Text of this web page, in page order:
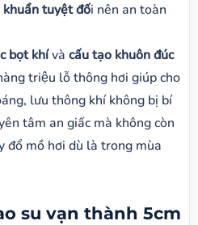
tuyệt đối nên an toàn
bọt khívà cấu tạo khuôn đúc
triệu lỗ thông hơi giúp cho
lưu thông khí không bị bí
tâm an giấc mà không còn
đổ mồ hơi dù là trong mùa
su vạn thành 5cm